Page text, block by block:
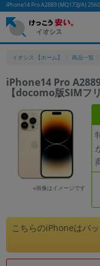
iPhone14 Pro A2889 (MQ173J/A)
イオシス 【ホーム】 商品一覧
iPhone14 Pro
【docomo版SIMフリ
※画像はイメージです
こちらのiPhoneはバ
かんたんパ
フリーワード
除外ワード
人気の検索ワード： Let's note
「スマートフォン」「タブレット
シリーズ